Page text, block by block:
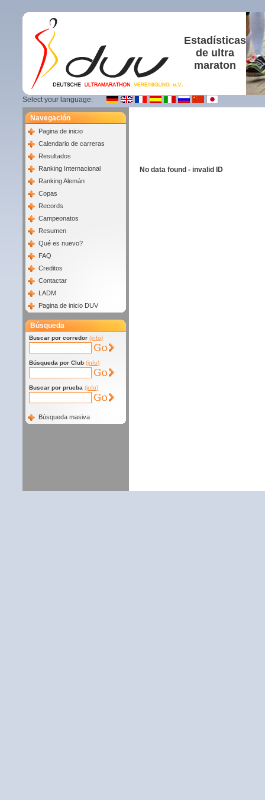
Estadísticas
de ultra
maraton
Select your language:
Navegación
Pagina de inicio
Calendario de carreras
Resultados
Ranking Internacional
Ranking Alemán
Copas
Records
Campeonatos
Resumen
Qué es nuevo?
FAQ
Creditos
Contactar
LADM
Pagina de inicio DUV
Búsqueda
Buscar por corredor (info)
Búsqueda por Club (info)
Buscar por prueba (info)
Búsqueda masiva
No data found - invalid ID